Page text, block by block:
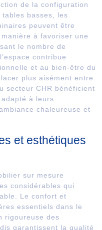
de la configuration
basses, les
peuvent être
à favoriser une
le nombre de
contribue
et au bien-être du
plus aisément entre
secteur CHR bénéficient
à leurs
chaleureuse et
et esthétiques
sur mesure
considérables qui
Le confort et
essentiels dans le
rigoureuse des
garantissent la qualité